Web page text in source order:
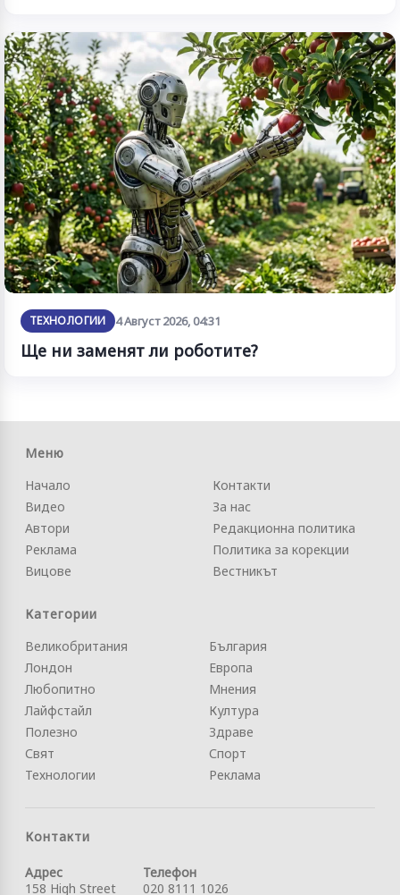
ТЕХНОЛОГИИ 4 Август 2026, 04:31
Ще ни заменят ли роботите?
Меню
Начало
Видео
Автори
Реклама
Вицове
Контакти
За нас
Редакционна политика
Политика за корекции
Вестникът
Категории
Великобритания
Лондон
Любопитно
Лайфстайл
Полезно
Свят
Технологии
България
Европа
Мнения
Култура
Здраве
Спорт
Реклама
Контакти
Адрес
158 High Street
Телефон
020 8111 1026